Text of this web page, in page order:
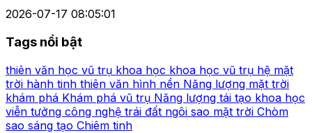
2026-07-17 08:05:01
Tags nổi bật
thiên văn học vũ trụ khoa học khoa học vũ trụ hệ mặt
trời hành tinh thiên văn hình nền Năng lượng mặt trời
khám phá Khám phá vũ trụ Năng lượng tái tạo khoa học
viễn tưởng công nghệ trái đất ngôi sao mặt trời Chòm
sao sáng tạo Chiêm tinh